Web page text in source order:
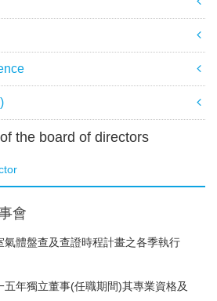
the board of directors
會
氣體盤查及查證時程計畫之各季執行
五年獨立董事(任職期間)其專業資格及